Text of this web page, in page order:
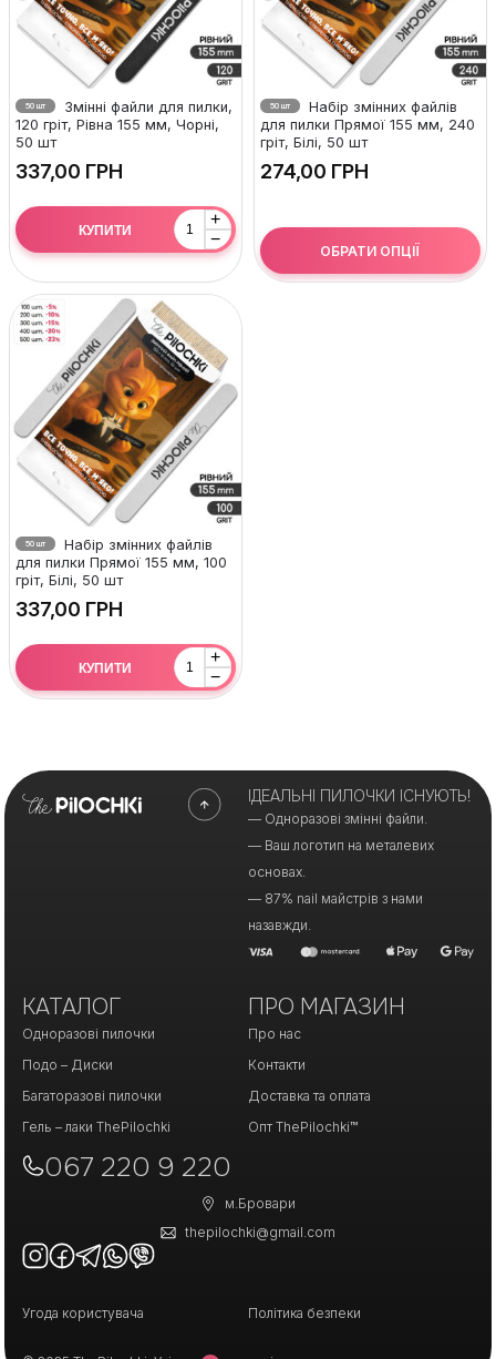
50 шт
Змінні файли для пилки,
120 гріт, Рівна 155 мм, Чорні,
50 шт
ГРН
+
−
КУПИТИ
50 шт
Набір змінних файлів
для пилки Прямої 155 мм, 240
гріт, Білі, 50 шт
ГРН
ОБРАТИ ОПЦІЇ
50 шт
Набір змінних файлів
для пилки Прямої 155 мм, 100
гріт, Білі, 50 шт
ГРН
+
−
КУПИТИ
ІДЕАЛЬНІ ПИЛОЧКИ ІСНУЮТЬ!
— Одноразові змінні файли.
— Ваш логотип на металевих
основах.
— 87% nail майстрів з нами
назавжди.
КАТАЛОГ
Одноразові пилочки
Подо – Диски
Багаторазові пилочки
Гель – лаки ThePilochki
ПРО МАГАЗИН
Про нас
Контакти
Доставка та оплата
Опт ThePilochki™
067 220 9 220
м.Бровари
thepilochki@gmail.com
Угода користувача Політика безпеки